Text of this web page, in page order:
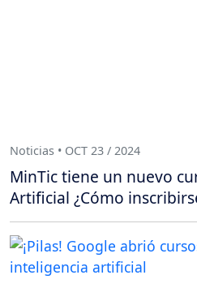
Noticias • OCT 23 / 2024
MinTic tiene un nuevo
Artificial ¿Cómo